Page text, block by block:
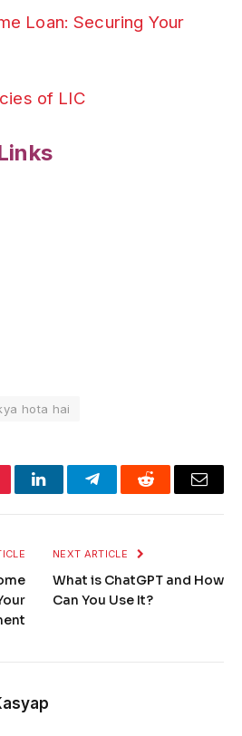
Loan: Securing Your
of LIC
hota hai
LinkedInTelegramReddit Email
NEXT ARTICLE
What is ChatGPT and How
Can You Use It?